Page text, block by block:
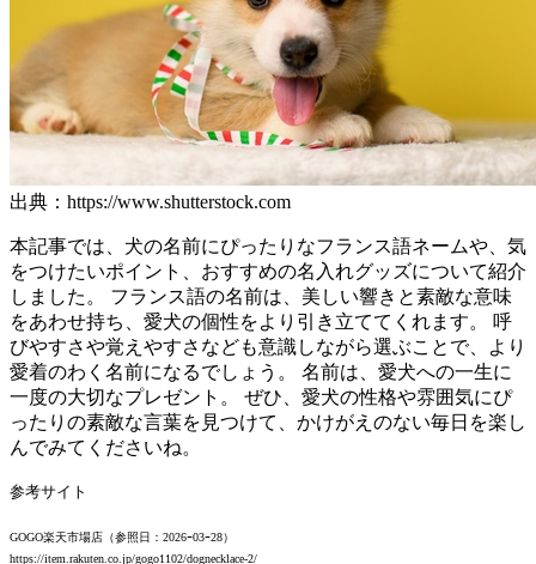
出典：https://www.shutterstock.com
本記事では、犬の名前にぴったりなフランス語ネームや、気
をつけたいポイント、おすすめの名入れグッズについて紹介
しました。 フランス語の名前は、美しい響きと素敵な意味
をあわせ持ち、愛犬の個性をより引き立ててくれます。 呼
びやすさや覚えやすさなども意識しながら選ぶことで、より
愛着のわく名前になるでしょう。 名前は、愛犬への一生に
一度の大切なプレゼント。 ぜひ、愛犬の性格や雰囲気にぴ
ったりの素敵な言葉を見つけて、かけがえのない毎日を楽し
んでみてくださいね。
参考サイト
GOGO楽天市場店（参照日：2026ｰ03ｰ28）
https://item.rakuten.co.jp/gogo1102/dognecklace-2/